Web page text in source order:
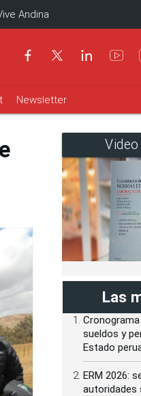
Andina
Newsletter
Las
sueldos y
Estado
ERM 2026:
autoridades